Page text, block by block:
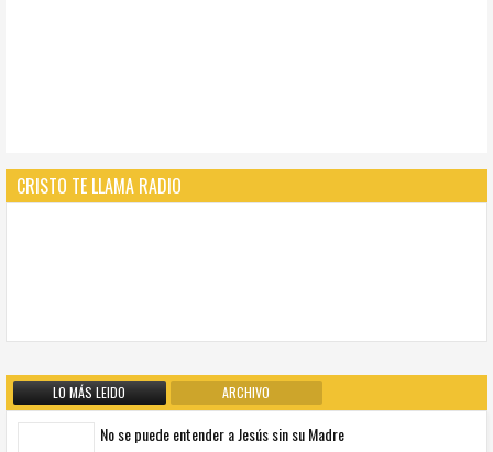
CRISTO TE LLAMA RADIO
LO MÁS LEIDO ARCHIVO
No se puede entender a Jesús sin su Madre